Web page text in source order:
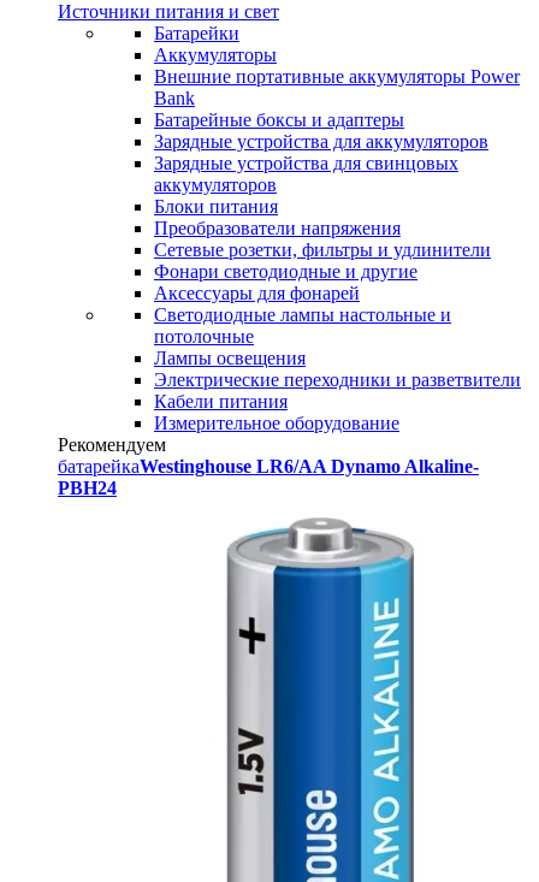
Источники питания и свет
Батарейки
Аккумуляторы
Внешние портативные аккумуляторы Power
Bank
Батарейные боксы и адаптеры
Зарядные устройства для аккумуляторов
Зарядные устройства для свинцовых
аккумуляторов
Блоки питания
Преобразователи напряжения
Сетевые розетки, фильтры и удлинители
Фонари светодиодные и другие
Аксессуары для фонарей
Светодиодные лампы настольные и
потолочные
Лампы освещения
Электрические переходники и разветвители
Кабели питания
Измерительное оборудование
Рекомендуем
батарейкаWestinghouse LR6/AA Dynamo Alkaline-
PBH24